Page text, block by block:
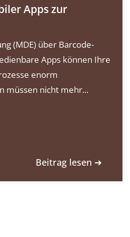
Apps zur
(MDE) über Barcode-
Apps können Ihre
enorm
müssen nicht mehr...
Beitrag lesen ➔